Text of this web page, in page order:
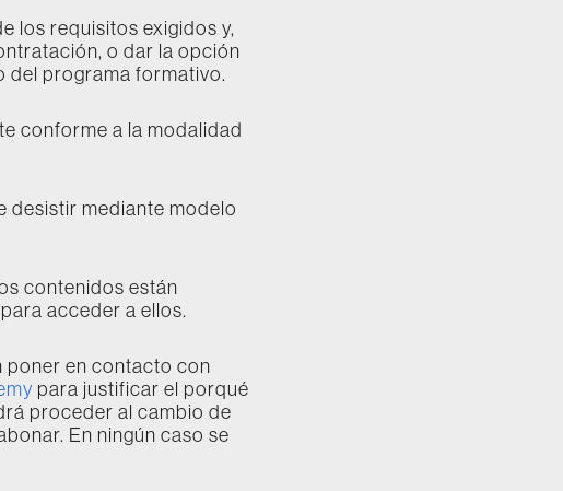
los requisitos exigidos y,
o dar la opción
del programa formativo.
conforme a la modalidad
desistir mediante modelo
contenidos están
acceder a ellos.
poner en contacto con
para justificar el porqué
proceder al cambio de
En ningún caso se